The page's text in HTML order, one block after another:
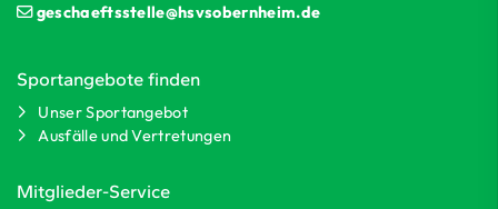
geschaeftsstelle@hsvsobernheim.de
Sportangebote finden
Unser Sportangebot
Ausfälle und Vertretungen
Mitglieder-Service